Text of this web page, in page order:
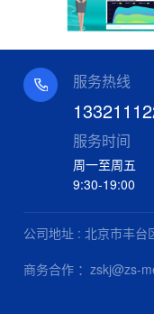
服务热线
服务时间
周一至周五
9:30-19:00
公司地址 : 北京市丰台
商务合作 ：zskj@zs-